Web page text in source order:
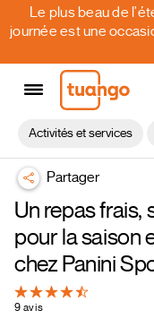
Le plus beau de
journée est une
Activités et services
Partager
Un repas frais,
pour la saison
chez Panini
9 avis